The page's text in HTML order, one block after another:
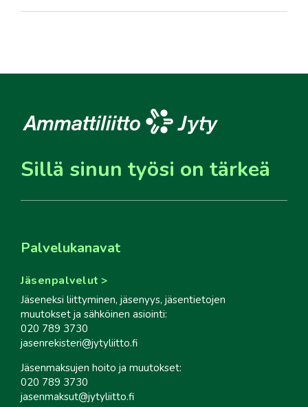
Sillä sinun työsi on tärkeä
Palvelukanavat
Jäsenpalvelut
Jäseneksi liittyminen, jäsenyys, jäsentietojen
muutokset ja sähköinen asiointi:
020 789 3730
jasenrekisteri@jytyliitto.fi
Jäsenmaksujen hoito ja muutokset:
020 789 3730
jasenmaksut@jytyliitto.fi